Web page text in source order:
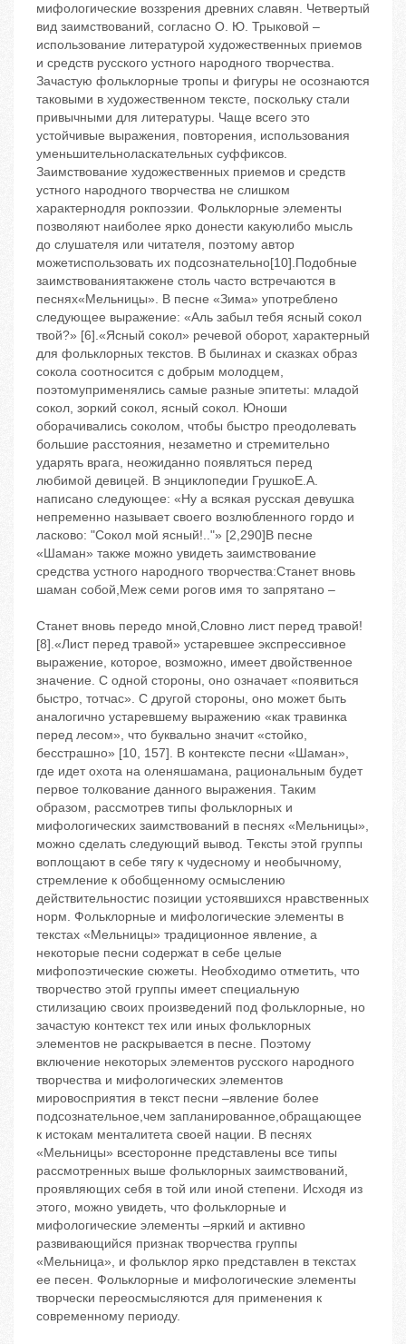
мифологические воззрения древних славян. Четвертый
вид заимствований, согласно О. Ю. Трыковой –
использование литературой художественных приемов
и средств русского устного народного творчества.
Зачастую фольклорные тропы и фигуры не осознаются
таковыми в художественном тексте, поскольку стали
привычными для литературы. Чаще всего это
устойчивые выражения, повторения, использования
уменьшительноласкательных суффиксов.
Заимствование художественных приемов и средств
устного народного творчества не слишком
характернодля рокпоэзии. Фольклорные элементы
позволяют наиболее ярко донести какуюлибо мысль
до слушателя или читателя, поэтому автор
можетиспользовать их подсознательно[10].Подобные
заимствованиятакжене столь часто встречаются в
песнях«Мельницы». В песне «Зима» употреблено
следующее выражение: «Аль забыл тебя ясный сокол
твой?» [6].«Ясный сокол» речевой оборот, характерный
для фольклорных текстов. В былинах и сказках образ
сокола соотносится с добрым молодцем,
поэтомуприменялись самые разные эпитеты: младой
сокол, зоркий сокол, ясный сокол. Юноши
оборачивались соколом, чтобы быстро преодолевать
большие расстояния, незаметно и стремительно
ударять врага, неожиданно появляться перед
любимой девицей. В энциклопедии ГрушкоЕ.А.
написано следующее: «Ну а всякая русская девушка
непременно называет своего возлюбленного гордо и
ласково: "Сокол мой ясный!.."» [2,290]В песне
«Шаман» также можно увидеть заимствование
средства устного народного творчества:Станет вновь
шаман собой,Меж семи рогов имя то запрятано –
Станет вновь передо мной,Словно лист перед травой!
[8].«Лист перед травой» устаревшее экспрессивное
выражение, которое, возможно, имеет двойственное
значение. С одной стороны, оно означает «появиться
быстро, тотчас». С другой стороны, оно может быть
аналогично устаревшему выражению «как травинка
перед лесом», что буквально значит «стойко,
бесстрашно» [10, 157]. В контексте песни «Шаман»,
где идет охота на оленяшамана, рациональным будет
первое толкование данного выражения. Таким
образом, рассмотрев типы фольклорных и
мифологических заимствований в песнях «Мельницы»,
можно сделать следующий вывод. Тексты этой группы
воплощают в себе тягу к чудесному и необычному,
стремление к обобщенному осмыслению
действительностис позиции устоявшихся нравственных
норм. Фольклорные и мифологические элементы в
текстах «Мельницы» традиционное явление, а
некоторые песни содержат в себе целые
мифопоэтические сюжеты. Необходимо отметить, что
творчество этой группы имеет специальную
стилизацию своих произведений под фольклорные, но
зачастую контекст тех или иных фольклорных
элементов не раскрывается в песне. Поэтому
включение некоторых элементов русского народного
творчества и мифологических элементов
мировосприятия в текст песни –явление более
подсознательное,чем запланированное,обращающее
к истокам менталитета своей нации. В песнях
«Мельницы» всесторонне представлены все типы
рассмотренных выше фольклорных заимствований,
проявляющих себя в той или иной степени. Исходя из
этого, можно увидеть, что фольклорные и
мифологические элементы –яркий и активно
развивающийся признак творчества группы
«Мельница», и фольклор ярко представлен в текстах
ее песен. Фольклорные и мифологические элементы
творчески переосмысляются для применения к
современному периоду.